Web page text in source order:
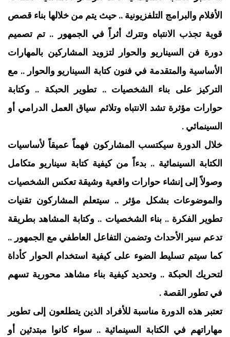
الأفلام والبرامج التلفزيونية .. حيث يتم من خلالها بناء قصص
قوية تجذب الانتباه وتترك أثراً في الجمهور .. تم تصميم
دورة فن السيناريو والحوار لتزويد المشاركين بالمهارات
الأساسية والمتقدمة في فنون كتابة السيناريو والحوار .. مع
التركيز على بناء الشخصيات .. تطوير الحبكة .. وكتابة
حوارات مؤثرة تشد الانتباه وتلائم سياق العمل الدرامي أو
السينمائي .
خلال الدورة سيكتسب المشاركون فهماً عميقاً لأساسيات
الكتابة السينمائية .. بدءاً من كيفية كتابة سيناريو متكامل
وصولاً إلى إنشاء حوارات واقعية وشيقة تعكس الشخصيات
والموضوعات بشكل مؤثر .. سيتعلم المشاركون تقنيات
تطوير الفكرة .. بناء الشخصيات .. وكتابة المشاهد بطريقة
تدعم سير الأحداث وتضمن التفاعل العاطفي مع الجمهور ..
كما سيتم تسليط الضوء على كيفية استخدام الحوار كأداة
لتحريك الحبكة .. وتحديد كيفية بناء مشاهد محورية تسهم
في تطور القصة .
تعتبر هذه الدورة مناسبة للأفراد الذين يتطلعون إلى تطوير
مهاراتهم في الكتابة السينمائية .. سواء كانوا مبتدئين أو